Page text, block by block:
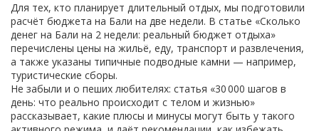
Для тех, кто планирует длительный отдых, мы подготовили
расчёт бюджета на Бали на две недели. В статье «Сколько
денег на Бали на 2 недели: реальный бюджет отдыха»
перечислены цены на жильё, еду, транспорт и развлечения,
а также указаны типичные подводные камни — например,
туристические сборы.
Не забыли и о пеших любителях: статья «30 000 шагов в
день: что реально происходит с телом и жизнью»
рассказывает, какие плюсы и минусы могут быть у такого